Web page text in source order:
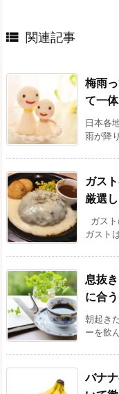
 関連記事
梅雨
て一
日本各
雨が降
ガス
厳選
ガス
ガスト
息抜
に合
朝起き
ーを飲
バナ